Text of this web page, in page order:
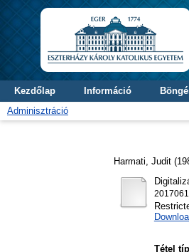
Kezdőlap Információ
Adminisztráció
Harmati, Judit
Tétel